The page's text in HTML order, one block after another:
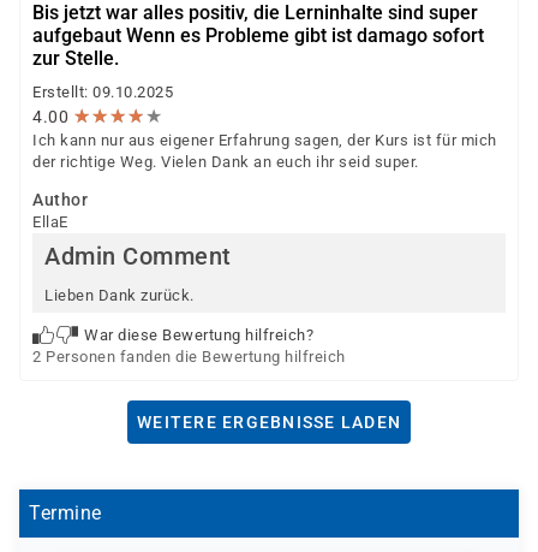
Bis jetzt war alles positiv, die Lerninhalte sind super
aufgebaut Wenn es Probleme gibt ist damago sofort
zur Stelle.
Erstellt: 09.10.2025
4.00 ★★★★★
★★★★★
Ich kann nur aus eigener Erfahrung sagen, der Kurs ist für mich
der richtige Weg. Vielen Dank an euch ihr seid super.
Author
EllaE
Admin Comment
Lieben Dank zurück.
War diese Bewertung hilfreich?
2 Personen fanden die Bewertung hilfreich
WEITERE ERGEBNISSE LADEN
Termine